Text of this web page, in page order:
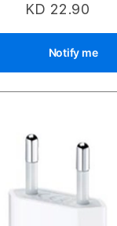
KD 22.90
Notify me